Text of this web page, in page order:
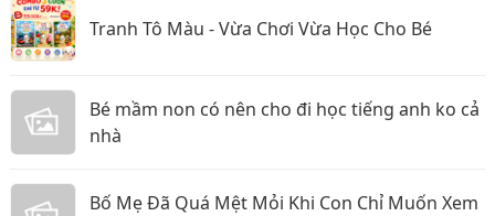
Tranh Tô Màu - Vừa Chơi Vừa Học Cho Bé
Bé mầm non có nên cho đi học tiếng anh ko cả
nhà
Bố Mẹ Đã Quá Mệt Mỏi Khi Con Chỉ Muốn Xem